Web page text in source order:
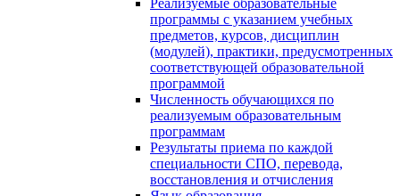
Реализуемые образовательные
программы с указанием учебных
предметов, курсов, дисциплин
(модулей), практики, предусмотренных
соответствующей образовательной
программой
Численность обучающихся по
реализуемым образовательным
программам
Результаты приема по каждой
специальности СПО, перевода,
восстановления и отчисления